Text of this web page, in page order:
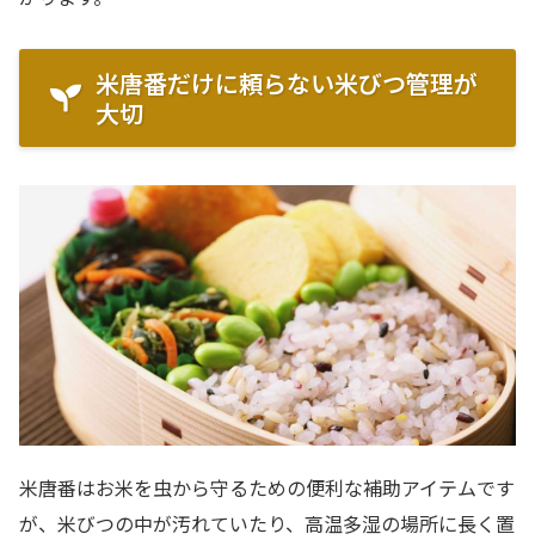
米唐番だけに頼らない米びつ管理が
大切
米唐番はお米を虫から守るための便利な補助アイテムです
が、米びつの中が汚れていたり、高温多湿の場所に長く置